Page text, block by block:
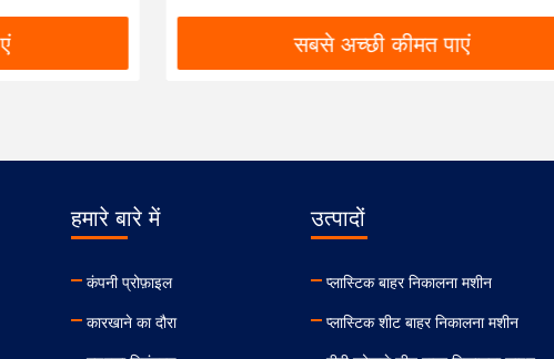
सबसे अच्छी कीमत पाएं
हमारे बारे में
कंपनी प्रोफ़ाइल
कारखाने का दौरा
उत्पादों
प्लास्टिक बाहर निकालना मशीन
प्लास्टिक शीट बाहर निकालना मशीन